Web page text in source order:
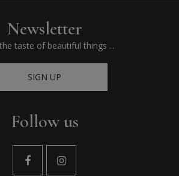
Newsletter
taste of beautiful things ...
SIGN UP
Follow us